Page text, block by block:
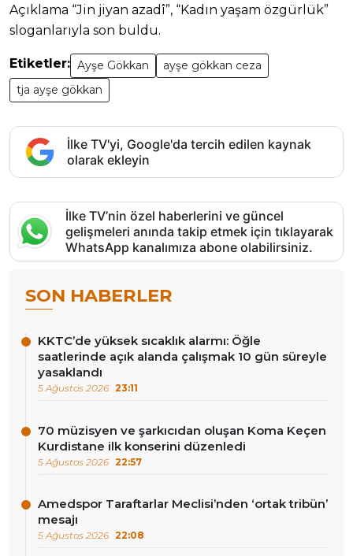
Açıklama “Jin jiyan azadî”, “Kadın yaşam özgürlük”
sloganlarıyla son buldu.
Etiketler: Ayşe Gökkan
ayşe gökkan ceza
tja ayşe gökkan
İlke TV'yi, Google'da tercih edilen kaynak
olarak ekleyin
İlke TV’nin özel haberlerini ve güncel
gelişmeleri anında takip etmek için tıklayarak
WhatsApp kanalımıza abone olabilirsiniz.
SON HABERLER
KKTC’de yüksek sıcaklık alarmı: Öğle
saatlerinde açık alanda çalışmak 10 gün süreyle
yasaklandı
5 Ağustos 2026 23:11
70 müzisyen ve şarkıcıdan oluşan Koma Keçen
Kurdistane ilk konserini düzenledi
5 Ağustos 2026 22:57
Amedspor Taraftarlar Meclisi’nden ‘ortak tribün’
mesajı
5 Ağustos 2026 22:08